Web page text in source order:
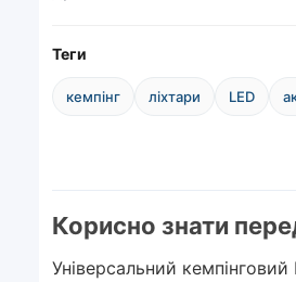
Теги
кемпінг ліхтари LED
Корисно знати
Універсальний